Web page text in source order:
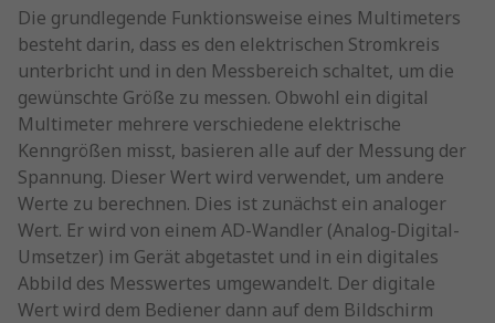
Die grundlegende Funktionsweise eines Multimeters
besteht darin, dass es den elektrischen Stromkreis
unterbricht und in den Messbereich schaltet, um die
gewünschte Größe zu messen. Obwohl ein digital
Multimeter mehrere verschiedene elektrische
Kenngrößen misst, basieren alle auf der Messung der
Spannung. Dieser Wert wird verwendet, um andere
Werte zu berechnen. Dies ist zunächst ein analoger
Wert. Er wird von einem AD-Wandler (Analog-Digital-
Umsetzer) im Gerät abgetastet und in ein digitales
Abbild des Messwertes umgewandelt. Der digitale
Wert wird dem Bediener dann auf dem Bildschirm